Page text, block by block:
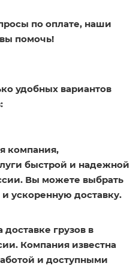
по оплате, наши
помочь!
удобных вариантов
компания,
быстрой и надежной
Вы можете выбрать
и ускоренную доставку.
грузов в
Компания известна
и доступными